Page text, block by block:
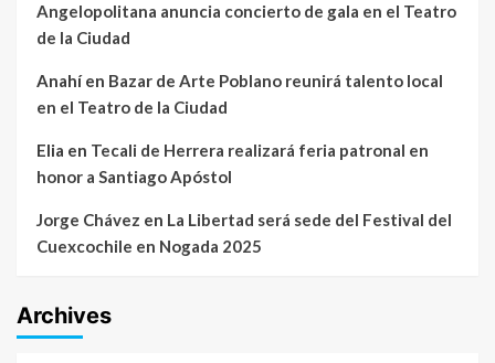
Angelopolitana anuncia concierto de gala en el Teatro
de la Ciudad
Anahíen Bazar de Arte Poblano reunirá talento local
en el Teatro de la Ciudad
Elia en Tecali de Herrera realizará feria patronal en
honor a Santiago Apóstol
Jorge Chávez en La Libertad será sede del Festival del
Cuexcochile en Nogada 2025
Archives